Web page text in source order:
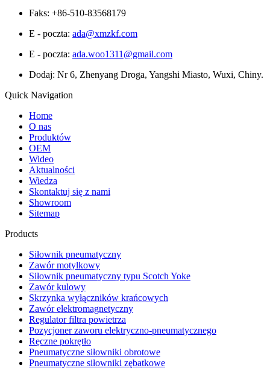
Faks: +86-510-83568179
E - poczta: ada@xmzkf.com
E - poczta: ada.woo1311@gmail.com
Dodaj: Nr 6, Zhenyang Droga, Yangshi Miasto, Wuxi, Chiny.
Quick Navigation
Home
O nas
Produktów
OEM
Wideo
Aktualności
Wiedza
Skontaktuj się z nami
Showroom
Sitemap
Products
Siłownik pneumatyczny
Zawór motylkowy
Siłownik pneumatyczny typu Scotch Yoke
Zawór kulowy
Skrzynka wyłączników krańcowych
Zawór elektromagnetyczny
Regulator filtra powietrza
Pozycjoner zaworu elektryczno-pneumatycznego
Ręczne pokrętło
Pneumatyczne siłowniki obrotowe
Pneumatyczne siłowniki zębatkowe